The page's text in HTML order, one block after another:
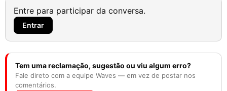
Entre para participar da conversa.
Entrar
Tem uma reclamação, sugestão ou viu algum erro?
Fale direto com a equipe Waves — em vez de postar nos
comentários.